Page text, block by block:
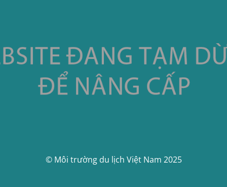
© Môi trường du lịch Việt Nam 2025